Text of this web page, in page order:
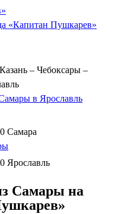
«Капитан Пушкарев»
– Чебоксары –
в Ярославль
Самара
Ярославль
Самары на